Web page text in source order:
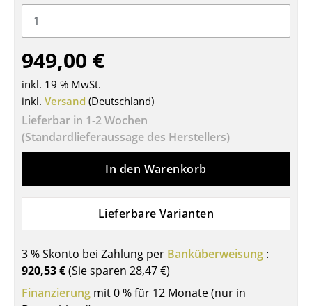
... alle Sitzmöbel
Tische
Esstische
Beistelltische
Couchtische
Schreibtische
Sekretäre & PC-Tische
Konferenztische
Stehtische & Stehpulte
Kindertische
Gartentische
949,00 €
inkl. 19 % MwSt.
inkl. Versand (Deutschland)
Lieferbar in 1-2 Wochen
(Standardlieferaussage des Herstellers)
In den Warenkorb
Lieferbare Varianten
3 % Skonto bei Zahlung per Banküberweisung :
920,53 €(Sie sparen 28,47 €)
Finanzierung mit 0 % für 12 Monate (nur in